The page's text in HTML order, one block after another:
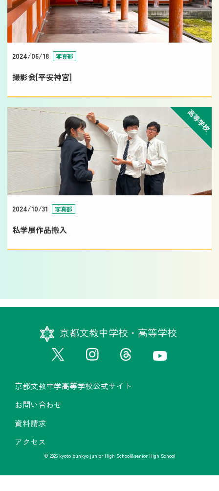
2024/06/18 写真部
撮影会[平安神宮]
高等学校
2024/10/31 写真部
私学展作品搬入
京都文教中学校・高等学校
京都文教中学高等学校公式サイト
お問い合わせ
資料請求
アクセス
© 2026 kyoto bunkyo junior High School&senior High School